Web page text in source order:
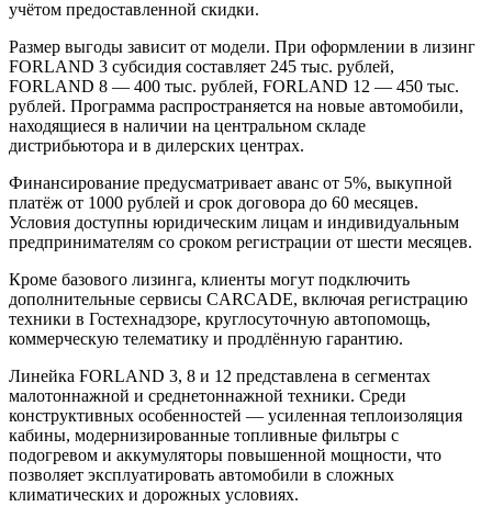
учётом предоставленной скидки.
Размер выгоды зависит от модели. При оформлении в лизинг
FORLAND 3 субсидия составляет 245 тыс. рублей,
FORLAND 8 — 400 тыс. рублей, FORLAND 12 — 450 тыс.
рублей. Программа распространяется на новые автомобили,
находящиеся в наличии на центральном складе
дистрибьютора и в дилерских центрах.
Финансирование предусматривает аванс от 5%, выкупной
платёж от 1000 рублей и срок договора до 60 месяцев.
Условия доступны юридическим лицам и индивидуальным
предпринимателям со сроком регистрации от шести месяцев.
Кроме базового лизинга, клиенты могут подключить
дополнительные сервисы CARCADE, включая регистрацию
техники в Гостехнадзоре, круглосуточную автопомощь,
коммерческую телематику и продлённую гарантию.
Линейка FORLAND 3, 8 и 12 представлена в сегментах
малотоннажной и среднетоннажной техники. Среди
конструктивных особенностей — усиленная теплоизоляция
кабины, модернизированные топливные фильтры с
подогревом и аккумуляторы повышенной мощности, что
позволяет эксплуатировать автомобили в сложных
климатических и дорожных условиях.